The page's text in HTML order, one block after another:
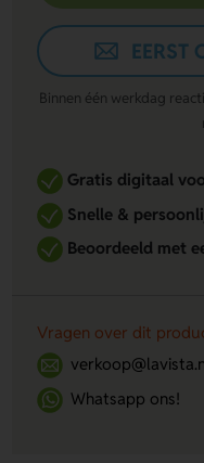
EERST
Binnen één werkdag
Gratis digitaal
Snelle &
Beoordeeld met
Vragen over dit
Whatsapp ons!